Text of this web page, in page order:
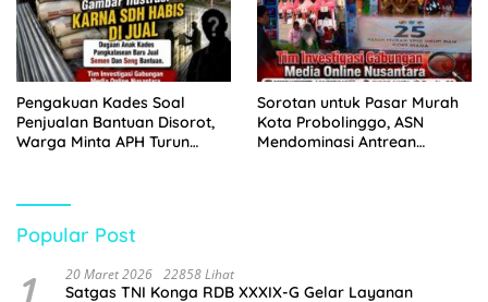
Pengakuan Kades Soal
Penjualan Bantuan Disorot,
Warga Minta APH Turun
Sorotan untuk Pasar Murah
Kota Probolinggo, ASN
Mendominasi Antrean
Popular Post
20 Maret 2026 22858 Lihat
Satgas TNI Konga RDB XXXIX-G Gelar Layanan